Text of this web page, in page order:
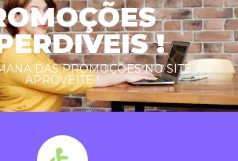
!
DAS PROMOÇÕES NO SITE
APROVEITE !